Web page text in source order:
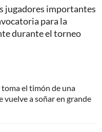
jugadores importantes
para la
durante el torneo
el timón de una
vuelve a soñar en grande